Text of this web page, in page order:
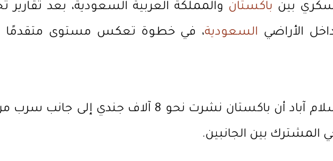
بين باكستان والمملكة العربية السعودية، بعد
الأراضي السعودية، في خطوة تعكس مستوى متقدمًا
بحسب رويترز، نقلت مصادر أمنية وحكومية في إسلام آباد
المشترك بين الجانبين.